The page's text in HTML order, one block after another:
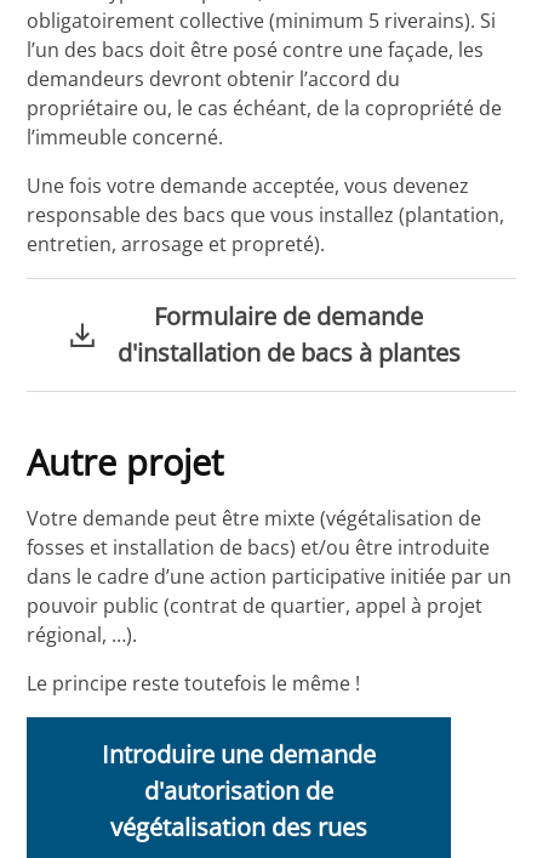
obligatoirement collective (minimum 5 riverains). Si
l’un des bacs doit être posé contre une façade, les
demandeurs devront obtenir l’accord du
propriétaire ou, le cas échéant, de la copropriété de
l’immeuble concerné.
Une fois votre demande acceptée, vous devenez
responsable des bacs que vous installez (plantation,
entretien, arrosage et propreté).
Formulaire de demande
d'installation de bacs à plantes
Autre projet
Votre demande peut être mixte (végétalisation de
fosses et installation de bacs) et/ou être introduite
dans le cadre d’une action participative initiée par un
pouvoir public (contrat de quartier, appel à projet
régional, …).
Le principe reste toutefois le même !
Introduire une demande
d'autorisation de
végétalisation des rues